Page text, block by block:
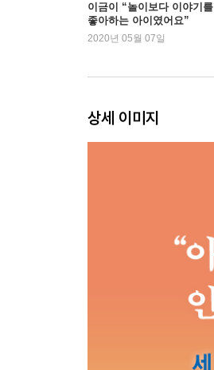
이금이 “놀이보다 이야기를
좋아하는 아이였어요”
2020년 05월 07일
상세 이미지